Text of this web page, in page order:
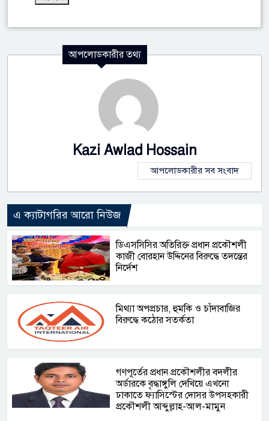
আপলোডকারীর তথ্য
Kazi Awlad Hossain
আপলোডকারীর সব সংবাদ
এ ক্যাটাগরির আরো নিউজ
ডিএসসিসির অতিরিক্ত প্রধান প্রকৌশলী
কাজী বোরহান উদ্দিনের বিরুদ্ধে তদন্তের
নির্দেশ
মিথ্যা অপপ্রচার, হুমকি ও চাঁদাবাজির
বিরুদ্ধে কঠোর সতর্কতা
গণপূর্তের প্রধান প্রকৌশলীর বদলীর
অর্ডারকে বৃদ্ধাঙ্গুলি দেখিয়ে এখনো
ঢাকাতে ফ্যাসিস্টের দোসর উপসহকারী
প্রকৌশলী আব্দুল্লাহ-আল-মামুন